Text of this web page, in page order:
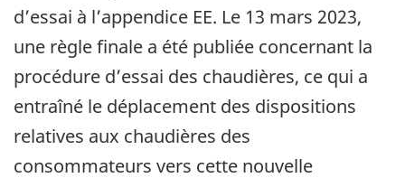
d’essai à l’appendice EE. Le 13 mars 2023,
une règle finale a été publiée concernant la
procédure d’essai des chaudières, ce qui a
entraîné le déplacement des dispositions
relatives aux chaudières des
consommateurs vers cette nouvelle